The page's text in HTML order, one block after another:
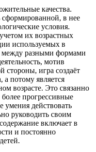
качества.
сформированной, в нее
условия.
их возрастных
используемых в
между разными формами
мотив
стороны, игра создаёт
а потому является
возрасте. Это связанно
прогрессивные
умения действовать
руководить своим
включает в
и постоянно